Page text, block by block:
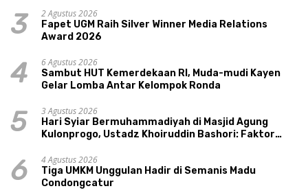
3
2 Agustus 2026
Fapet UGM Raih Silver Winner Media Relations
Award 2026
4
6 Agustus 2026
Sambut HUT Kemerdekaan RI, Muda-mudi Kayen
Gelar Lomba Antar Kelompok Ronda
5
3 Agustus 2026
Hari Syiar Bermuhammadiyah di Masjid Agung
Kulonprogo, Ustadz Khoiruddin Bashori: Faktor
6
4 Agustus 2026
Tiga UMKM Unggulan Hadir di Semanis Madu
Condongcatur